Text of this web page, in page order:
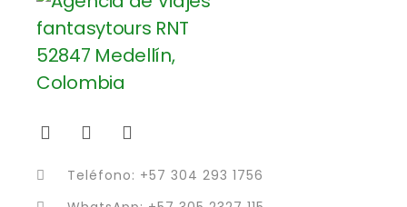
Teléfono: +57 304 293 1756